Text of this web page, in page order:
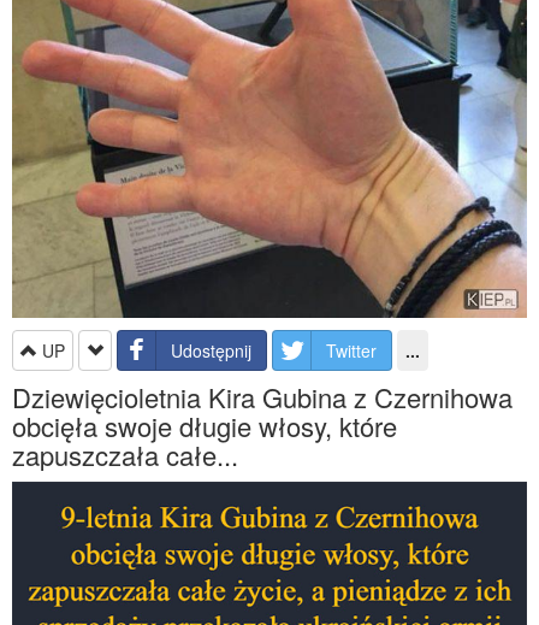
UP Udostępnij Twitter ...
Dziewięcioletnia Kira Gubina z Czernihowa
obcięła swoje długie włosy, które
zapuszczała całe...